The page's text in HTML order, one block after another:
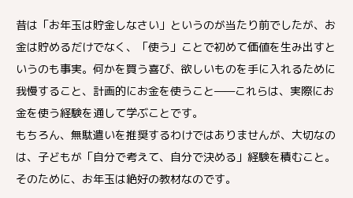
昔は「お年玉は貯金しなさい」というのが当たり前でしたが、お
金は貯めるだけでなく、「使う」ことで初めて価値を生み出すと
いうのも事実。何かを買う喜び、欲しいものを手に入れるために
我慢すること、計画的にお金を使うこと——これらは、実際にお
金を使う経験を通して学ぶことです。
もちろん、無駄遣いを推奨するわけではありませんが、大切なの
は、子どもが「自分で考えて、自分で決める」経験を積むこと。
そのために、お年玉は絶好の教材なのです。